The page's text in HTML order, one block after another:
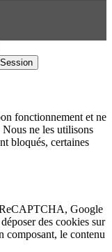
Session
fonctionnement et ne
Nous ne les utilisons
bloqués, certaines
ReCAPTCHA, Google
des cookies sur
composant, le contenu